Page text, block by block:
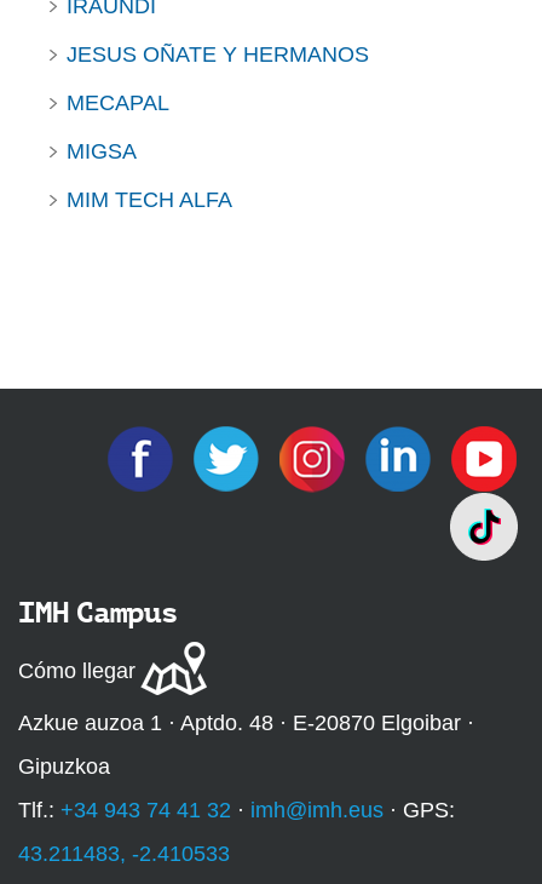
IRAUNDI
JESUS OÑATE Y HERMANOS
MECAPAL
MIGSA
MIM TECH ALFA
IMH Campus
Cómo llegar
Azkue auzoa 1 · Aptdo. 48 · E-20870 Elgoibar ·
Gipuzkoa
Tlf.: +34 943 74 41 32 · imh@imh.eus · GPS:
43.211483, -2.410533